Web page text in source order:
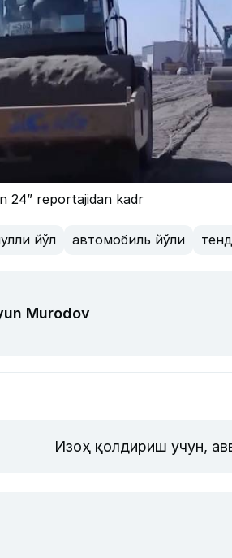
24” reportajidan kadr
йўл автомобиль йўли
Murodov
Изоҳ қолдириш учун,